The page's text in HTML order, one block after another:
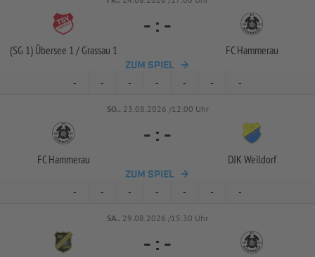
(SG 1) Übersee 1 /Grassau 1
- : -
FC Hammerau
ZUM SPIEL
- - - - - - -
SO.. 23.08.2026 /12:00 Uhr
FC Hammerau
- : -
DJK Weildorf
ZUM SPIEL
- - - - - - -
SA.. 29.08.2026 /15:30 Uhr
- : -